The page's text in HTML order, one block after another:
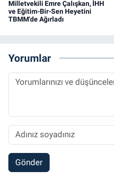
Milletvekili Emre Çalışkan, İHH
ve Eğitim-Bir-Sen Heyetini
TBMM'de Ağırladı
Yorumlar
Gönder